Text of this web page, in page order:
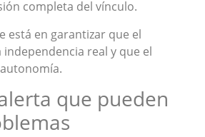
completa del vínculo.
está en garantizar que el
real y que el
que pueden